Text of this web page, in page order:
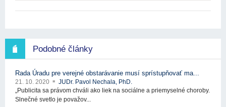
Podobné články
Rada Úradu pre verejné obstarávanie musí sprístupňovať ma...
21. 10. 2020
JUDr. Pavol Nechala, PhD.
„Publicita sa právom chváli ako liek na sociálne a priemyselné choroby.
Slnečné svetlo je považov...